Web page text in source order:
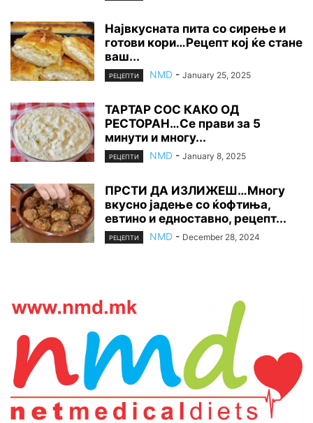
Највкусната пита со сирење и
готови кори…Рецепт кој ќе стане
ваш...
РЕЦЕПТИ NMD - January 25, 2025
ТАРТАР СОС КАКО ОД
РЕСТОРАН…Се прави за 5
минути и многу...
РЕЦЕПТИ NMD - January 8, 2025
ПРСТИ ДА ИЗЛИЖЕШ…Многу
вкусно јадење со ќофтиња,
евтино и едноставно, рецепт...
РЕЦЕПТИ NMD - December 28, 2024